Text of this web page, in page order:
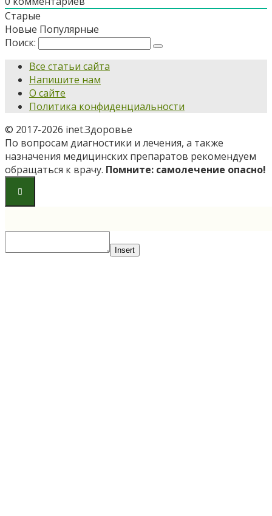
Старые
Новые Популярные
Поиск:
Все статьи сайта
Напишите нам
О сайте
Политика конфиденциальности
© 2017-2026 inet.Здоровье
По вопросам диагностики и лечения, а также
назначения медицинских препаратов рекомендуем
обращаться к врачу. Помните: самолечение опасно!
Insert